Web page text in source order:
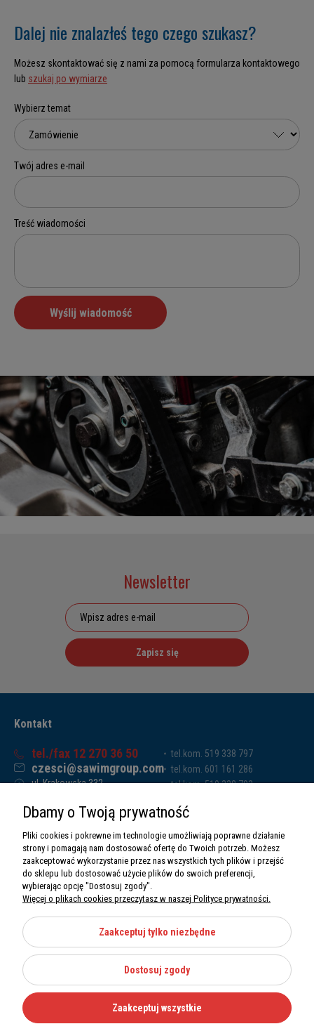
Dalej nie znalazłeś tego czego szukasz?
Możesz skontaktować się z nami za pomocą formularza kontaktowego
lub szukaj po wymiarze
Newsletter
Zapisz się
Kontakt
tel./fax 12 270 36 50
czesci@sawimgroup.com
ul. Krakowska 332,
Sawim Group Mariusz Zdyb sp. k.
NIP: 5130284470
REGON: 5246591010
tel.kom. 519 338 797
tel.kom. 601 161 286
tel.kom. 519 338 793
O nas
Informacje
Moje konto
Kategorie
Dbamy o Twoją prywatność
Pliki cookies i pokrewne im technologie umożliwiają poprawne działanie
strony i pomagają nam dostosować ofertę do Twoich potrzeb. Możesz
zaakceptować wykorzystanie przez nas wszystkich tych plików i przejść
do sklepu lub dostosować użycie plików do swoich preferencji,
wybierając opcję "Dostosuj zgody".
Więcej o plikach cookies przeczytasz w naszej Polityce prywatności.
Zaakceptuj tylko niezbędne
Dostosuj zgody
Zaakceptuj wszystkie